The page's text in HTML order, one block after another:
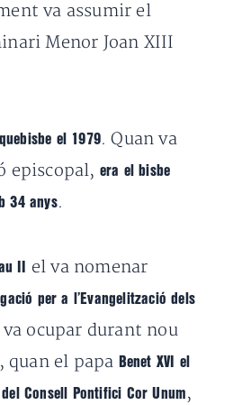
va assumir el
Menor Joan XIII
el 1979. Quan va
episcopal, era el bisbe
34 anys.
II el va nomenar
per a l’Evangelització dels
va ocupar durant nou
, quan el papa Benet XVI el
Consell Pontifici Cor Unum ,